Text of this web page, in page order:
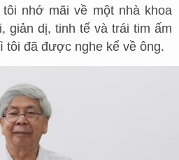
nhớ mãi về một nhà khoa
giản dị, tinh tế và trái tim ấm
đã được nghe kể về ông.